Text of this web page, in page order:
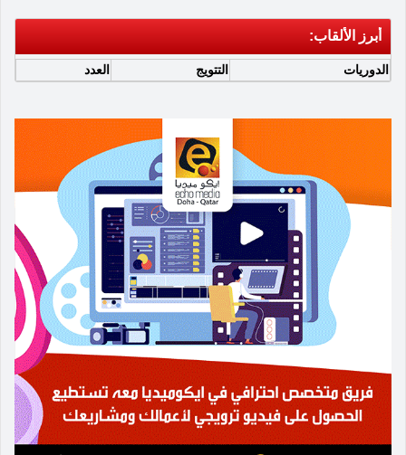
أبرز الألقاب:
الدوريات التتويج العدد